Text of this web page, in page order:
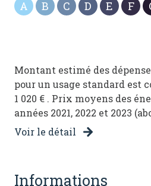
A B C D E F
Montant estimé des
pour un usage standard est
1 020 € . Prix moyens des
années 2021, 2022 et 2023
Voir le détail
informations